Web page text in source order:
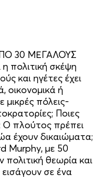
30 ΜΕΓΑΛΟΥΣ
πολιτική σκέψη
και ηγέτες έχει
οικονομικά ή
μικρές πόλεις-
Ποιες
Ο πλούτος πρέπει
έχουν δικαιώματα;
Murphy, με 50
πολιτική θεωρία και
σε ένα